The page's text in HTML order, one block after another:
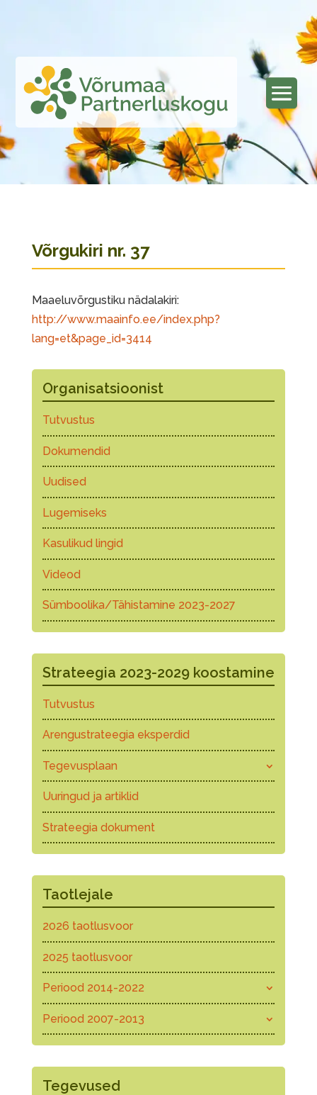
Võrgukiri nr. 37
Maaeluvõrgustiku nädalakiri:
http://www.maainfo.ee/index.php?
lang=et&page_id=3414
Organisatsioonist
Tutvustus
Dokumendid
Uudised
Lugemiseks
Kasulikud lingid
Videod
Sümboolika/Tähistamine 2023-2027
Strateegia 2023-2029 koostamine
Tutvustus
Arengustrateegia eksperdid
Tegevusplaan
Uuringud ja artiklid
Strateegia dokument
Taotlejale
2026 taotlusvoor
2025 taotlusvoor
Periood 2014-2022
Periood 2007-2013
Tegevused